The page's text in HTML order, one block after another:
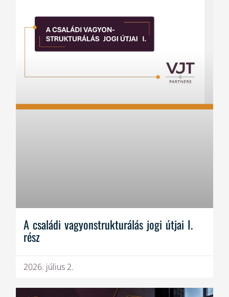
A családi vagyonstrukturálás jogi útjai I.
rész
2026. július 2.